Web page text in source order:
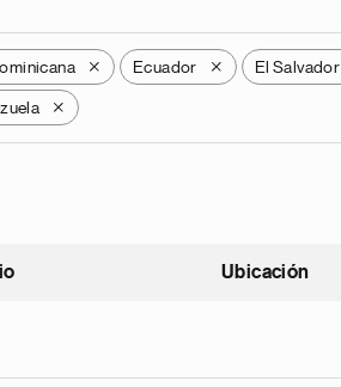
X Ecuador X El Salvador
X
ascendente
Ubicación